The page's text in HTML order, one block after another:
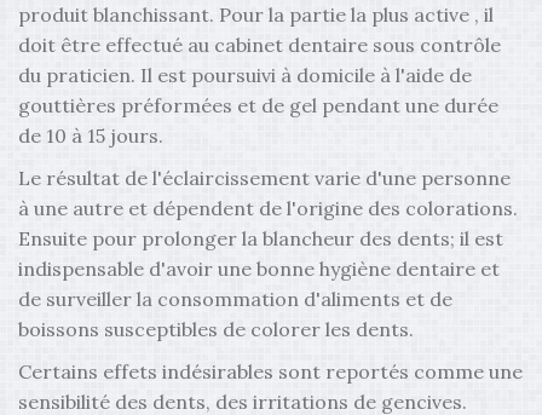
produit blanchissant. Pour la partie la plus active , il
doit être effectué au cabinet dentaire sous contrôle
du praticien. Il est poursuivi à domicile à l'aide de
gouttières préformées et de gel pendant une durée
de 10 à 15 jours.
Le résultat de l'éclaircissement varie d'une personne
à une autre et dépendent de l'origine des colorations.
Ensuite pour prolonger la blancheur des dents; il est
indispensable d'avoir une bonne hygiène dentaire et
de surveiller la consommation d'aliments et de
boissons susceptibles de colorer les dents.
Certains effets indésirables sont reportés comme une
sensibilité des dents, des irritations de gencives.